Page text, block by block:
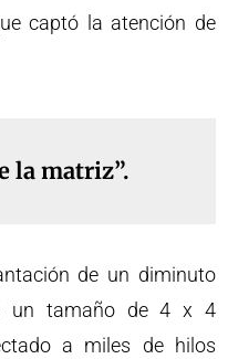
captó la atención de
la matriz”.
de un diminuto
un tamaño de 4 x 4
a miles de hilos